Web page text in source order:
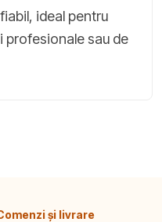
ideal pentru
profesionale sau de
și livrare